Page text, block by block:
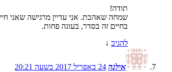
תודה!
שמחה שאהבת. אני עדיין מרגישה שאני
בחיים זה בסדר, בעוגה פחות.
להגיב ↓
אילנה 24 באפריל 2017 בשעה 20:21